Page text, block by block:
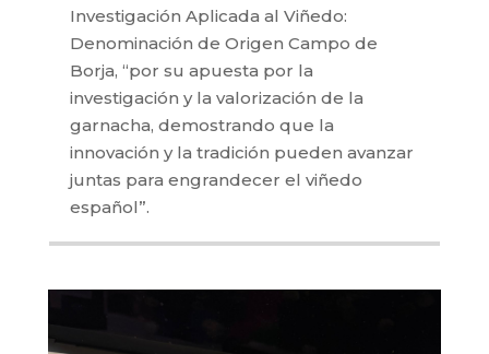
Investigación Aplicada al Viñedo:
Denominación de Origen Campo de
Borja, “por su apuesta por la
investigación y la valorización de la
garnacha, demostrando que la
innovación y la tradición pueden avanzar
juntas para engrandecer el viñedo
español”.